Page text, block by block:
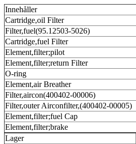
Innehåller
Cartridge,oil Filter
Filter,fuel(95.12503-5026)
Cartridge,fuel Filter
Element,filter;pilot
Element,filter;return Filter
O-ring
Element,air Breather
Filter,aircon(400402-00006)
Filter,outer Airconfilter,(400402-00005)
Element,filter;fuel Cap
Element,filter;brake
Lager